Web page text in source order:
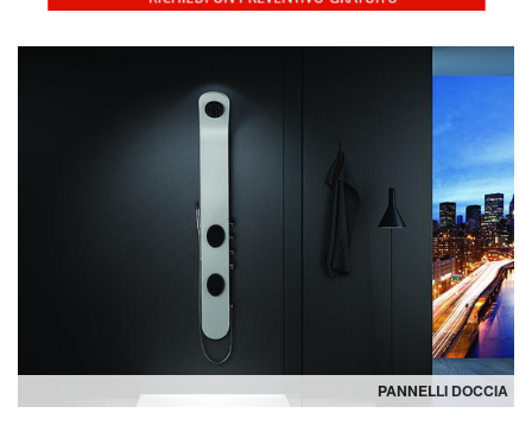
PANNELLI DOCCIA